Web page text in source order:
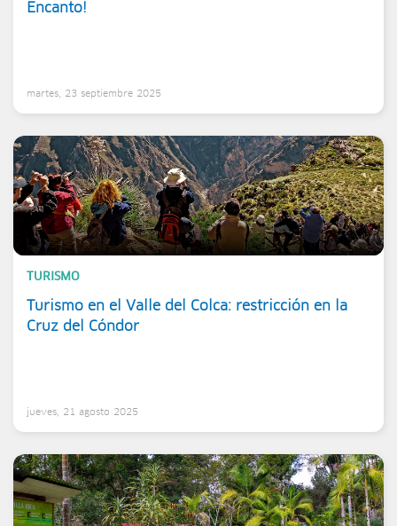
Encanto!
martes, 23 septiembre 2025
TURISMO
Turismo en el Valle del Colca: restricción en la
Cruz del Cóndor
jueves, 21 agosto 2025